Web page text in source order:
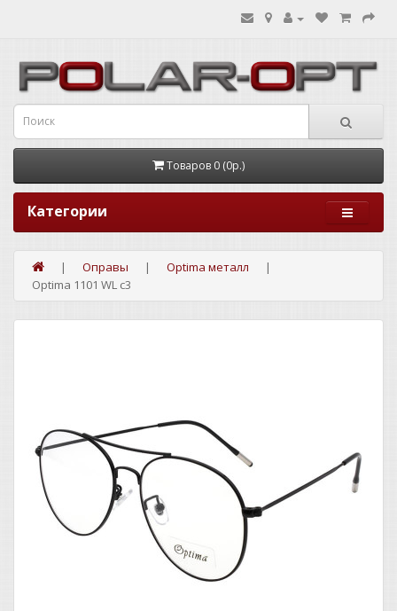
Товаров 0 (0р.)
Категории
Оправы
Optima металл
Optima 1101 WL c3